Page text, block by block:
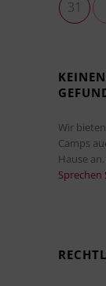
31
Wir
Camps
Hause an.
Sprechen